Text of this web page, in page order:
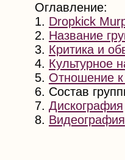
Оглавление:
1. Dropkick
2. Название
3. Критика и
4. Культурное
5. Отношение к
6. Состав
7. Дискография
8. Видеография